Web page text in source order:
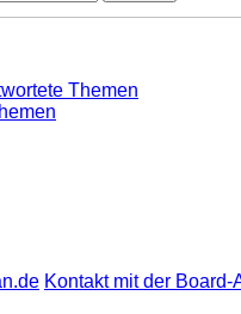
Themen
Kontakt mit der Board-